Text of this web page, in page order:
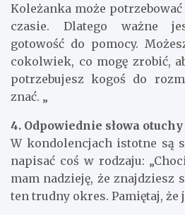
Koleżanka może
czasie. Dlatego ważne
gotowość do pomocy.
cokolwiek, co mogę zrobić,
potrzebujesz kogoś do
znać. „
4. Odpowiednie słowa otuchy
W kondolencjach istotne są
napisać coś w rodzaju:
mam nadzieję, że znajdziesz
ten trudny okres. Pamiętaj, że